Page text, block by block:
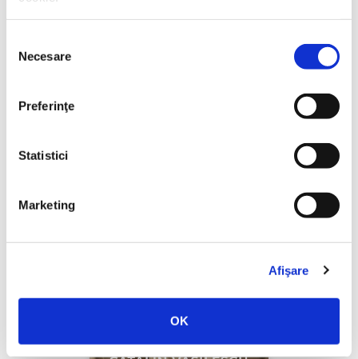
consimțământului
Necesare
Preferinţe
Statistici
Marketing
Afişare
OK